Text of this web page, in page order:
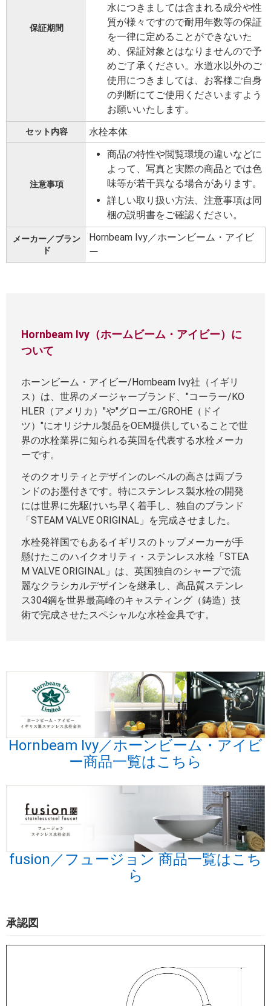
保証期間
水につきましては含まれる成分や性
質が様々ですので耐用年数等の保証
を一律に定めることができないた
め、保証対象とはなりませんので予
めご了承ください。水道水以外のご
使用につきましては、お客様ご自身
の判断にてご使用くださいますよう
お願いいたします。
セット内容 水栓本体
注意事項
商品の特性や閲覧環境の違いなどに
よって、写真と実際の商品とでは色
味等が若干異なる場合があります。
詳しい取り扱い方法、注意事項は同
梱の説明書をご確認ください。
メーカー／ブラン
ド
Hornbeam Ivy／ホーンビーム・アイビ
ー
Hornbeam Ivy（ホームビーム・アイビー）に
ついて
ホーンビーム・アイビー/Hornbeam Ivy社（イギリ
ス）は、世界のメージャーブランド、"コーラー/KO
HLER（アメリカ）"や"グローエ/GROHE（ドイ
ツ）"にオリジナル製品をOEM提供していることで世
界の水栓業界に知られる英国を代表する水栓メーカ
ーです。
そのクオリティとデザインのレベルの高さは両ブラ
ンドのお墨付きです。特にステンレス製水栓の開発
には世界に先駆けいち早く着手し、独自のブランド
「STEAM VALVE ORIGINAL」を完成させました。
水栓発祥国でもあるイギリスのトップメーカーが手
懸けたこのハイクオリティ・ステンレス水栓「STEA
M VALVE ORIGINAL」は、英国独自のシャープで流
麗なクラシカルデザインを継承し、高品質ステンレ
ス304鋼を世界最高峰のキャスティング（鋳造）技
術で完成させたスペシャルな水栓金具です。
Hornbeam Ivy／ホーンビーム・アイビ
ー商品一覧はこちら
fusion／フュージョン 商品一覧はこち
ら
承認図